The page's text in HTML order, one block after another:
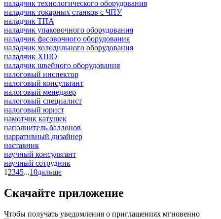
наладчик технологического оборудования
наладчик токарных станков с ЧПУ
наладчик ТПА
наладчик упаковочного оборудования
наладчик фасовочного оборудования
наладчик холодильного оборудования
наладчик ХШО
наладчик швейного оборудования
налоговый инспектор
налоговый консультант
налоговый менеджер
налоговый специалист
налоговый юрист
намотчик катушек
наполнитель баллонов
нарративный дизайнер
наставник
научный консультант
научный сотрудник
1 2345...10дальше
Скачайте приложение
Чтобы получать уведомления о приглашениях мгновенно